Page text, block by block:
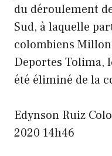
du déroulement
Sud, à laquelle
colombiens
Deportes Tolima,
été éliminé de la
Edynson Ruiz
2020 14h46